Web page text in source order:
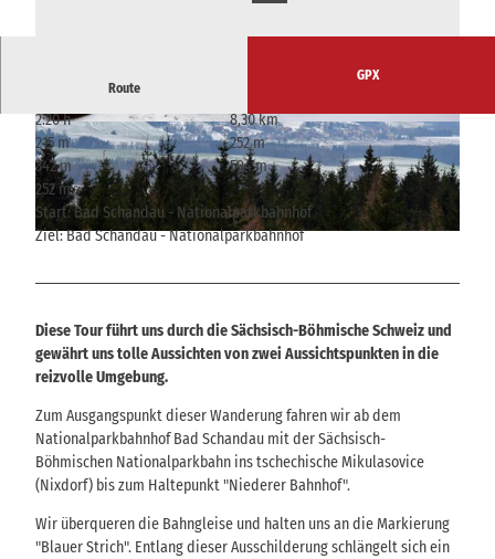
© Sara Nestler, Tourismusverband Sächsische Schweiz
© Sara Nestler, Tourismusverband Sächsische S
chweiz
© Sara Nestler, Tourismusverband Sächsische S
chweiz
Route
GPX
2:20 h
8,30 km
215 m
252 m
342 m
594 m
252 m
Start: Bad Schandau - Nationalparkbahnhof
Ziel: Bad Schandau - Nationalparkbahnhof
Diese Tour führt uns durch die Sächsisch-Böhmische Schweiz und
gewährt uns tolle Aussichten von zwei Aussichtspunkten in die
reizvolle Umgebung.
Zum Ausgangspunkt dieser Wanderung fahren wir ab dem
Nationalparkbahnhof Bad Schandau mit der Sächsisch-
Böhmischen Nationalparkbahn ins tschechische Mikulasovice
(Nixdorf) bis zum Haltepunkt "Niederer Bahnhof".
Wir überqueren die Bahngleise und halten uns an die Markierung
"Blauer Strich". Entlang dieser Ausschilderung schlängelt sich ein